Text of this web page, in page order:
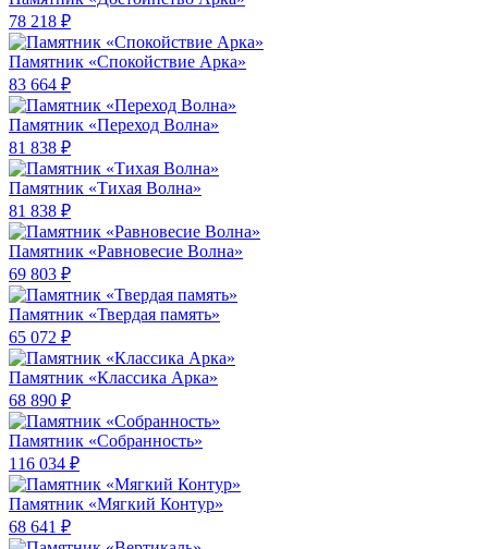
78 218 ₽
Памятник «Спокойствие Арка»
83 664 ₽
Памятник «Переход Волна»
81 838 ₽
Памятник «Тихая Волна»
81 838 ₽
Памятник «Равновесие Волна»
69 803 ₽
Памятник «Твердая память»
65 072 ₽
Памятник «Классика Арка»
68 890 ₽
Памятник «Собранность»
116 034 ₽
Памятник «Мягкий Контур»
68 641 ₽